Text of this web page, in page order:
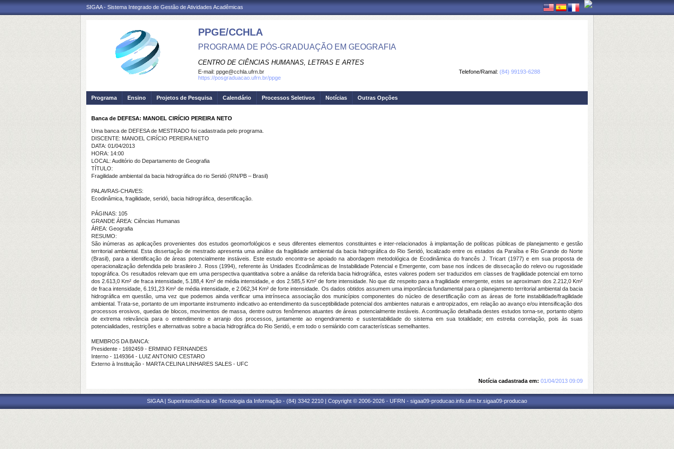
SIGAA - Sistema Integrado de Gestão de Atividades Acadêmicas
PPGE/CCHLA
PROGRAMA DE PÓS-GRADUAÇÃO EM GEOGRAFIA
CENTRO DE CIÊNCIAS HUMANAS, LETRAS E ARTES
Telefone/Ramal: (84) 99193-6288
E-mail: ppge@cchla.ufrn.br
https://posgraduacao.ufrn.br/ppge
Programa Ensino Projetos de Pesquisa Calendário Processos Seletivos Notícias Outras Opções
Banca de DEFESA: MANOEL CIRÍCIO PEREIRA NETO
Uma banca de DEFESA de MESTRADO foi cadastrada pelo programa.
DISCENTE: MANOEL CIRÍCIO PEREIRA NETO
DATA: 01/04/2013
HORA: 14:00
LOCAL: Auditório do Departamento de Geografia
TÍTULO:
Fragilidade ambiental da bacia hidrográfica do rio Seridó (RN/PB – Brasil)
PALAVRAS-CHAVES:
Ecodinâmica, fragilidade, seridó, bacia hidrográfica, desertificação.
PÁGINAS: 105
GRANDE ÁREA: Ciências Humanas
ÁREA: Geografia
RESUMO:
São inúmeras as aplicações provenientes dos estudos geomorfológicos e seus diferentes elementos constituintes e inter-relacionados à implantação de políticas públicas de planejamento e gestão
territorial ambiental. Esta dissertação de mestrado apresenta uma análise da fragilidade ambiental da bacia hidrográfica do Rio Seridó, localizado entre os estados da Paraíba e Rio Grande do Norte
(Brasil), para a identificação de áreas potencialmente instáveis. Este estudo encontra-se apoiado na abordagem metodológica de Ecodinâmica do francês J. Tricart (1977) e em sua proposta de
operacionalização defendida pelo brasileiro J. Ross (1994), referente às Unidades Ecodinâmicas de Instabilidade Potencial e Emergente, com base nos índices de dissecação do relevo ou rugosidade
topográfica. Os resultados relevam que em uma perspectiva quantitativa sobre a análise da referida bacia hidrográfica, estes valores podem ser traduzidos em classes de fragilidade potencial em torno
dos 2.613,0 Km² de fraca intensidade, 5.188,4 Km² de média intensidade, e dos 2.585,5 Km² de forte intensidade. No que diz respeito para a fragilidade emergente, estes se aproximam dos 2.212,0 Km²
de fraca intensidade, 6.191,23 Km² de média intensidade, e 2.062,34 Km² de forte intensidade. Os dados obtidos assumem uma importância fundamental para o planejamento territorial ambiental da bacia
hidrográfica em questão, uma vez que podemos ainda verificar uma intrínseca associação dos municípios componentes do núcleo de desertificação com as áreas de forte instabilidade/fragilidade
ambiental. Trata-se, portanto de um importante instrumento indicativo ao entendimento da susceptibilidade potencial dos ambientes naturais e antropizados, em relação ao avanço e/ou intensificação dos
processos erosivos, quedas de blocos, movimentos de massa, dentre outros fenômenos atuantes de áreas potencialmente instáveis. A continuação detalhada destes estudos torna-se, portanto objeto
de extrema relevância para o entendimento e arranjo dos processos, juntamente ao engendramento e sustentabilidade do sistema em sua totalidade; em estreita correlação, pois às suas
potencialidades, restrições e alternativas sobre a bacia hidrográfica do Rio Seridó, e em todo o semiárido com características semelhantes.
MEMBROS DA BANCA:
Presidente - 1692459 - ERMINIO FERNANDES
Interno - 1149364 - LUIZ ANTONIO CESTARO
Externo à Instituição - MARTA CELINA LINHARES SALES - UFC
Notícia cadastrada em: 01/04/2013 09:09
SIGAA | Superintendência de Tecnologia da Informação - (84) 3342 2210 | Copyright © 2006-2026 - UFRN - sigaa09-producao.info.ufrn.br.sigaa09-producao